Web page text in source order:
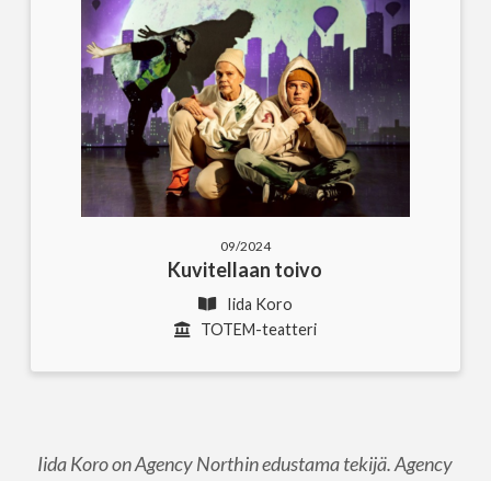
09/2024
Kuvitellaan toivo
Iida Koro
TOTEM-teatteri
Iida Koro on Agency Northin edustama tekijä. Agency